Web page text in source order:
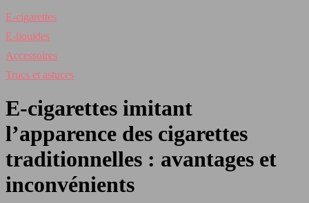
E-cigarettes
E-liquides
Accessoires
Trucs et astuces
E-cigarettes imitant
l’apparence des cigarettes
traditionnelles : avantages et
inconvénients